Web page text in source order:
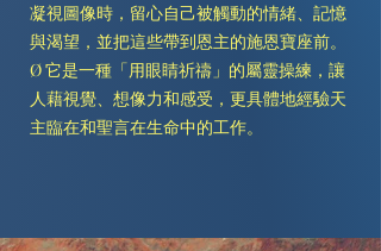
凝視圖像時，留心自己被觸動的情緒、記憶
與渴望，並把這些帶到恩主的施恩寶座前。
Ø 它是一種「用眼睛祈禱」的屬靈操練，讓
人藉視覺、想像力和感受，更具體地經驗天
主臨在和聖言在生命中的工作。